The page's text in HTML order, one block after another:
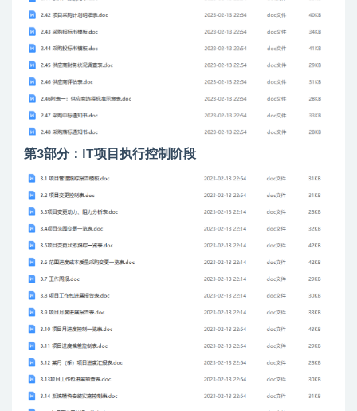
第3部分：IT项目执行控制阶段